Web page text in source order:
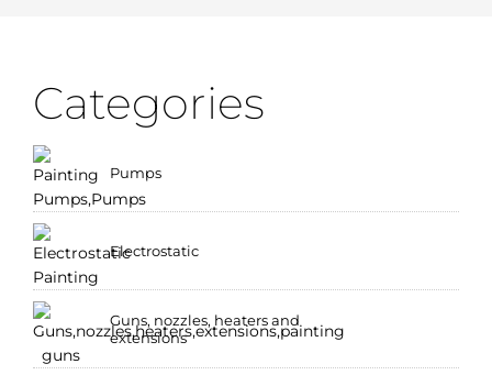
Categories
Pumps
Electrostatic
Guns, nozzles, heaters and
extensions